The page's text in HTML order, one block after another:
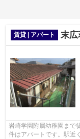
賃貸 | アパート 末広
岩崎学園附属幼稚園まで
件はアパートです。駅近